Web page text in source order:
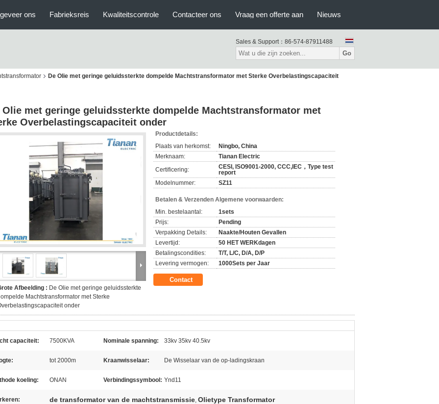
ons Fabrieksreis Kwaliteitscontrole Contacteer ons Vraag een offerte aan Nieuws
Sales & Support： 86-574-87911488
Go
De Olie met geringe geluidssterkte dompelde Machtstransformator met Sterke Overbelastingscapaciteit
Olie met geringe geluidssterkte dompelde Machtstransformator met
Overbelastingscapaciteit onder
Afbeelding : De Olie met geringe geluidssterkte
Machtstransformator met Sterke
onder
Productdetails:
Plaats van herkomst:
Ningbo, China
Merknaam:
Tianan Electric
Certificering:
CESI, ISO9001-2000, CCC,IEC，Type test
report
Modelnummer:
SZ11
Betalen & Verzenden Algemene voorwaarden:
Min. bestelaantal:
1sets
Prijs:
Pending
Verpakking Details:
Naakte/Houten Gevallen
Levertijd:
50 HET WERKdagen
Betalingscondities:
T/T, L/C, D/A, D/P
Levering vermogen:
1000Sets per Jaar
Contact
capaciteit: 7500KVA Nominale spanning: 33kv 35kv 40.5kv
tot 2000m Kraanwisselaar: De Wisselaar van de op-ladingskraan
koeling: ONAN Verbindingssymbool: Ynd11
de transformator van de machtstransmissie, Olietype Transformator